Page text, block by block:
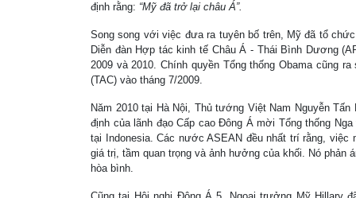
định rằng: “Mỹ đã trở lại châu Á”.
Song song với việc đưa ra tuyên bố trên, Mỹ đã tổ
Diễn đàn Hợp tác kinh tế Châu Á - Thái Bình Dương
2009 và 2010. Chính quyền Tổng thống Obama cũng
(TAC) vào tháng 7/2009.
Năm 2010 tại Hà Nội, Thủ tướng Việt Nam Nguyễn
định của lãnh đạo Cấp cao Đông Á mời Tổng thống
tại Indonesia. Các nước ASEAN đều nhất trí rằng,
giá trị, tầm quan trọng và ảnh hưởng của khối. Nó
hòa bình.